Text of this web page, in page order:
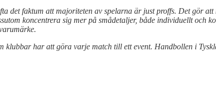
det faktum att majoriteten av spelarna är just proffs. Det gör
koncentrera sig mer på smådetaljer, både individuellt och
har att göra varje match till ett event. Handbollen i